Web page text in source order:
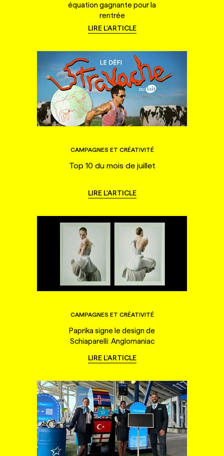
équation gagnante pour la
rentrée
LIRE L'ARTICLE
CAMPAGNES ET CRÉATIVITÉ
Top 10 du mois de juillet
LIRE L'ARTICLE
CAMPAGNES ET CRÉATIVITÉ
Paprika signe le design de
Schiaparelli: Anglomaniac
LIRE L'ARTICLE